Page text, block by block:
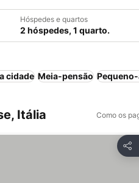
Hóspedes e quartos
2 hóspedes, 1 quarto.
cidade Meia-pensão
Itália Como os